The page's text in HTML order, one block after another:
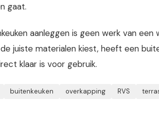
gaat.
aanleggen is geen werk van
juiste materialen kiest, heeft een
klaar is voor gebruik.
buitenkeuken overkapping RVS